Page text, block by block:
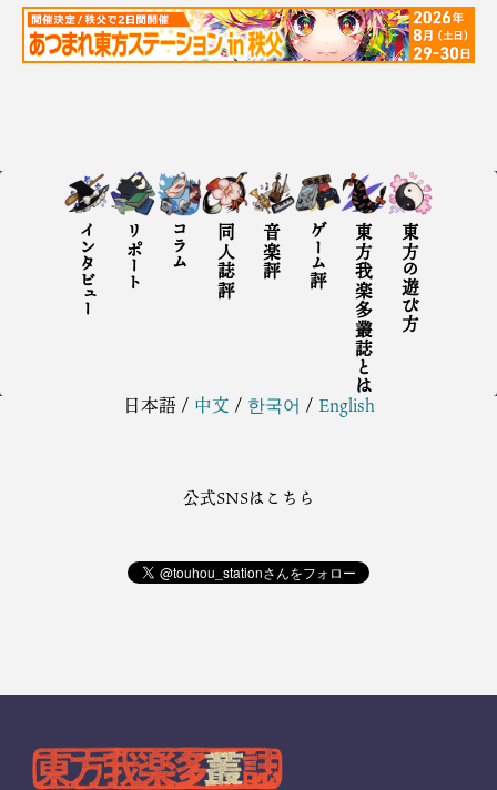
インタビュー リポート コラム 同人誌評 音楽評 ゲーム評 東方我楽多叢誌とは 東方の遊び方
日本語/ 中文 / 한국어 / English
公式SNSはこちら